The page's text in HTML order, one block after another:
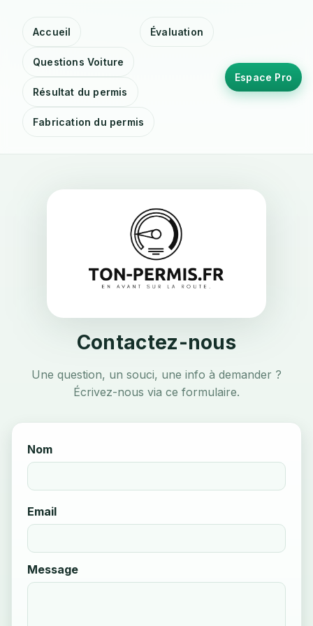
Accueil Évaluation
Questions Voiture
Résultat du permis
Fabrication du permis
Espace Pro
Contactez-nous
Une question, un souci, une info à demander ?
Écrivez-nous via ce formulaire.
Nom
Email
Message